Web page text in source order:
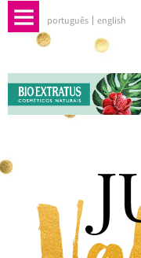
português english